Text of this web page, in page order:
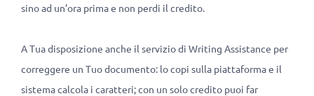
sino ad un’ora prima e non perdi il credito.
A Tua disposizione anche il servizio di Writing Assistance per
correggere un Tuo documento: lo copi sulla piattaforma e il
sistema calcola i caratteri; con un solo credito puoi far